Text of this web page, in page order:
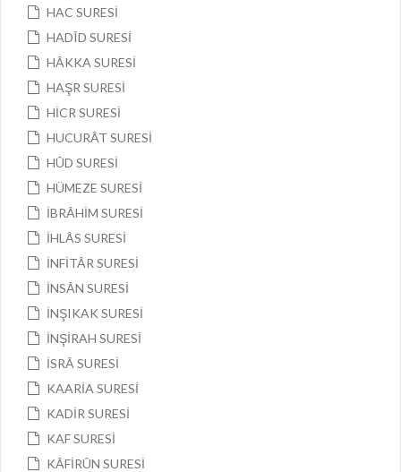
HAC SURESİ
HADÎD SURESİ
HÂKKA SURESİ
HAŞR SURESİ
HİCR SURESİ
HUCURÂT SURESİ
HÛD SURESİ
HÜMEZE SURESİ
İBRÂHİM SURESİ
İHLÂS SURESİ
İNFİTÂR SURESİ
İNSÂN SURESİ
İNŞIKAK SURESİ
İNŞİRAH SURESİ
İSRÂ SURESİ
KAARİA SURESİ
KADİR SURESİ
KAF SURESİ
KÂFİRÛN SURESİ